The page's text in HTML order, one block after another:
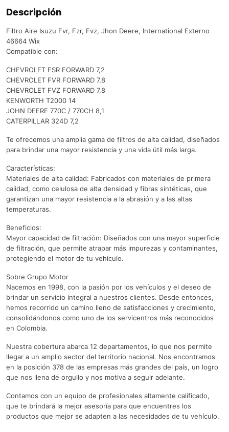
Descripción
Filtro Aire Isuzu Fvr, Fzr, Fvz, Jhon Deere, International Externo
46664 Wix
Compatible con:
CHEVROLET FSR FORWARD 7,2
CHEVROLET FVR FORWARD 7,8
CHEVROLET FVZ FORWARD 7,8
KENWORTH T2000 14
JOHN DEERE 770C / 770CH 8,1
CATERPILLAR 324D 7,2
Te ofrecemos una amplia gama de filtros de alta calidad, diseñados
para brindar una mayor resistencia y una vida útil más larga.
Características:
Materiales de alta calidad: Fabricados con materiales de primera
calidad, como celulosa de alta densidad y fibras sintéticas, que
garantizan una mayor resistencia a la abrasión y a las altas
temperaturas.
Beneficios:
Mayor capacidad de filtración: Diseñados con una mayor superficie
de filtración, que permite atrapar más impurezas y contaminantes,
protegiendo el motor de tu vehículo.
Sobre Grupo Motor
Nacemos en 1998, con la pasión por los vehículos y el deseo de
brindar un servicio integral a nuestros clientes. Desde entonces,
hemos recorrido un camino lleno de satisfacciones y crecimiento,
consolidándonos como uno de los servicentros más reconocidos
en Colombia.
Nuestra cobertura abarca 12 departamentos, lo que nos permite
llegar a un amplio sector del territorio nacional. Nos encontramos
en la posición 378 de las empresas más grandes del país, un logro
que nos llena de orgullo y nos motiva a seguir adelante.
Contamos con un equipo de profesionales altamente calificado,
que te brindará la mejor asesoría para que encuentres los
productos que mejor se adapten a las necesidades de tu vehículo.